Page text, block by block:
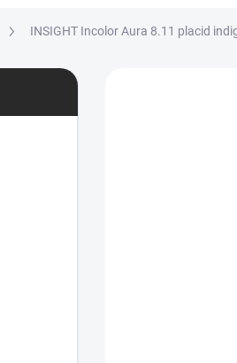
INSIGHT Incolor Aura 8.11 placid